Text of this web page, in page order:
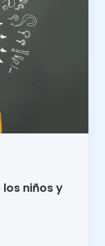
niños y